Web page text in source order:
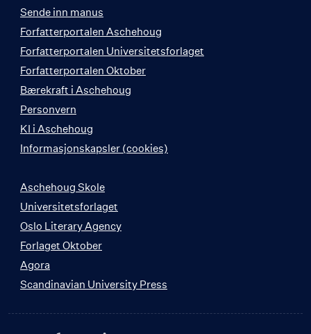
Sende inn manus
Forfatterportalen Aschehoug
Forfatterportalen Universitetsforlaget
Forfatterportalen Oktober
Bærekraft i Aschehoug
Personvern
KI i Aschehoug
Informasjonskapsler (cookies)
Aschehoug Skole
Universitetsforlaget
Oslo Literary Agency
Forlaget Oktober
Agora
Scandinavian University Press